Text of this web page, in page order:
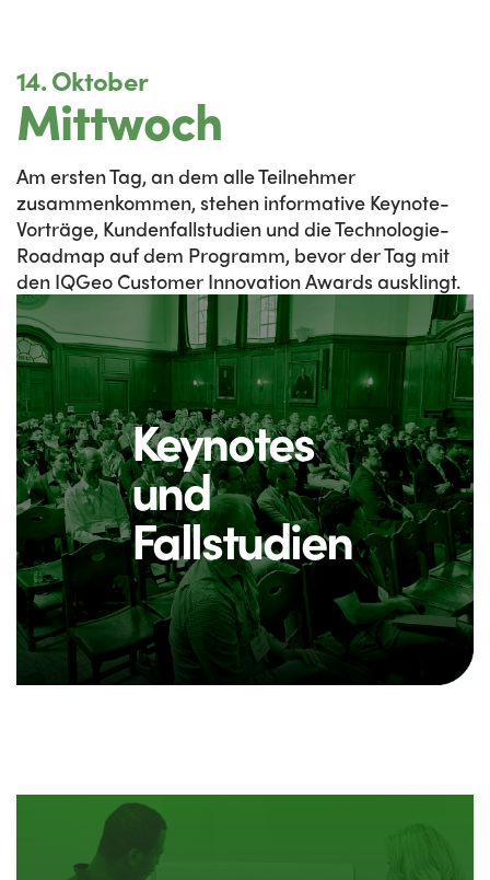
14. Oktober
Mittwoch
Am ersten Tag, an dem alle Teilnehmer
zusammenkommen, stehen informative Keynote-
Vorträge, Kundenfallstudien und die Technologie-
Roadmap auf dem Programm, bevor der Tag mit
den IQGeo Customer Innovation Awards ausklingt.
Keynotes
und
Fallstudien